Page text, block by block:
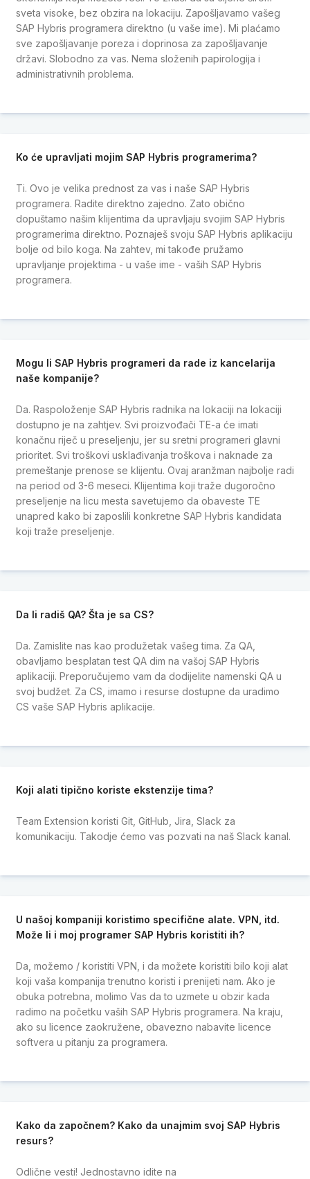
sveta visoke, bez obzira na lokaciju. Zapošljavamo vašeg
SAP Hybris programera direktno (u vaše ime). Mi plaćamo
sve zapošljavanje poreza i doprinosa za zapošljavanje
državi. Slobodno za vas. Nema složenih papirologija i
administrativnih problema.
Ko će upravljati mojim SAP Hybris programerima?
Ti. Ovo je velika prednost za vas i naše SAP Hybris
programera. Radite direktno zajedno. Zato obično
dopuštamo našim klijentima da upravljaju svojim SAP Hybris
programerima direktno. Poznaješ svoju SAP Hybris aplikaciju
bolje od bilo koga. Na zahtev, mi takođe pružamo
upravljanje projektima - u vaše ime - vaših SAP Hybris
programera.
Mogu li SAP Hybris programeri da rade iz kancelarija
naše kompanije?
Da. Raspoloženje SAP Hybris radnika na lokaciji na lokaciji
dostupno je na zahtjev. Svi proizvođači TE-a će imati
konačnu riječ u preseljenju, jer su sretni programeri glavni
prioritet. Svi troškovi usklađivanja troškova i naknade za
premeštanje prenose se klijentu. Ovaj aranžman najbolje radi
na period od 3-6 meseci. Klijentima koji traže dugoročno
preseljenje na licu mesta savetujemo da obaveste TE
unapred kako bi zaposlili konkretne SAP Hybris kandidata
koji traže preseljenje.
Da li radiš QA? Šta je sa CS?
Da. Zamislite nas kao produžetak vašeg tima. Za QA,
obavljamo besplatan test QA dim na vašoj SAP Hybris
aplikaciji. Preporučujemo vam da dodijelite namenski QA u
svoj budžet. Za CS, imamo i resurse dostupne da uradimo
CS vaše SAP Hybris aplikacije.
Koji alati tipično koriste ekstenzije tima?
Team Extension koristi Git, GitHub, Jira, Slack za
komunikaciju. Takodje ćemo vas pozvati na naš Slack kanal.
U našoj kompaniji koristimo specifične alate. VPN, itd.
Može li i moj programer SAP Hybris koristiti ih?
Da, možemo / koristiti VPN, i da možete koristiti bilo koji alat
koji vaša kompanija trenutno koristi i prenijeti nam. Ako je
obuka potrebna, molimo Vas da to uzmete u obzir kada
radimo na početku vaših SAP Hybris programera. Na kraju,
ako su licence zaokružene, obavezno nabavite licence
softvera u pitanju za programera.
Kako da započnem? Kako da unajmim svoj SAP Hybris
resurs?
Odlične vesti! Jednostavno idite na